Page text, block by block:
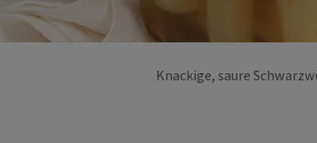
Knackige, saure